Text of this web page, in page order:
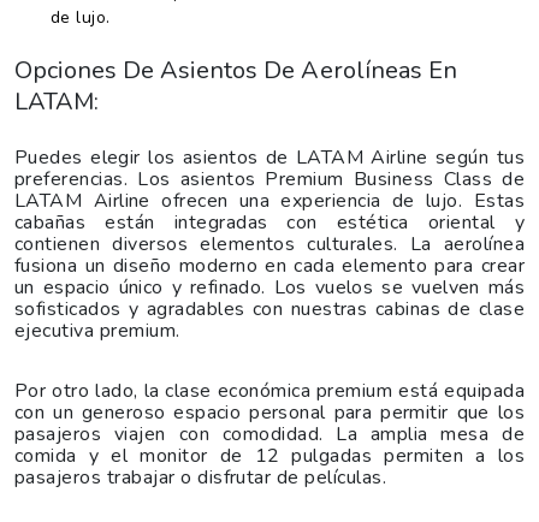
de lujo.
Opciones De Asientos De Aerolíneas En
LATAM:
Puedes elegir los asientos de LATAM Airline según tus
preferencias. Los asientos Premium Business Class de
LATAM Airline ofrecen una experiencia de lujo. Estas
cabañas están integradas con estética oriental y
contienen diversos elementos culturales. La aerolínea
fusiona un diseño moderno en cada elemento para crear
un espacio único y refinado. Los vuelos se vuelven más
sofisticados y agradables con nuestras cabinas de clase
ejecutiva premium.
Por otro lado, la clase económica premium está equipada
con un generoso espacio personal para permitir que los
pasajeros viajen con comodidad. La amplia mesa de
comida y el monitor de 12 pulgadas permiten a los
pasajeros trabajar o disfrutar de películas.